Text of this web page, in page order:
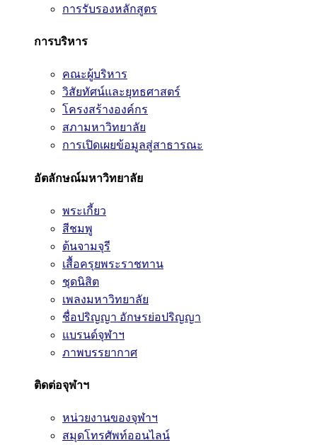
การรับรองหลักสูตร
การบริหาร
คณะผู้บริหาร
วิสัยทัศน์และยุทธศาสตร์
โครงสร้างองค์กร
สภามหาวิทยาลัย
การเปิดเผยข้อมูลสู่สาธารณะ
อัตลักษณ์มหาวิทยาลัย
พระเกี้ยว
สีชมพู
ต้นจามจุรี
เสื้อครุยพระราชทาน
ชุดนิสิต
เพลงมหาวิทยาลัย
ชื่อปริญญา อักษรย่อปริญญา
แบรนด์จุฬาฯ
ภาพบรรยากาศ
ติดต่อจุฬาฯ
หน่วยงานของจุฬาฯ
สมุดโทรศัพท์ออนไลน์